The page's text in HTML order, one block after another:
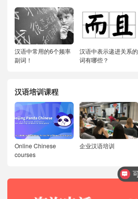
汉语中常用的6个频率
副词！
汉语中表示递进关系的
词有哪些？
汉语培训课程
Online Chinese
courses
企业汉语培训